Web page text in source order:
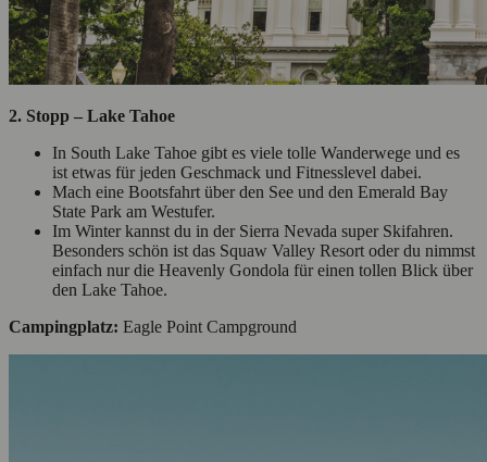
2. Stopp – Lake Tahoe
In South Lake Tahoe gibt es viele tolle Wanderwege und es
ist etwas für jeden Geschmack und Fitnesslevel dabei.
Mach eine Bootsfahrt über den See und den Emerald Bay
State Park am Westufer.
Im Winter kannst du in der Sierra Nevada super Skifahren.
Besonders schön ist das Squaw Valley Resort oder du nimmst
einfach nur die Heavenly Gondola für einen tollen Blick über
den Lake Tahoe.
Campingplatz: Eagle Point Campground